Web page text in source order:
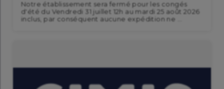
Notre établissement sera fermé pour les congés
d'été du Vendredi 31 juillet 12h au mardi 25 août 2026
inclus, par conséquent aucune expédition ne ...